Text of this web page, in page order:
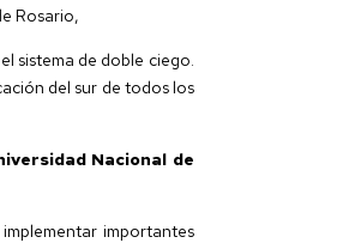
Rosario,
sistema de doble ciego.
del sur de todos los
Nacional de
importantes